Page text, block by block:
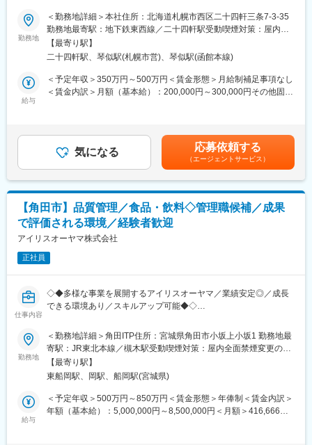
北海道の中では冬も過ごしやすく、内浦湾に面する穏やかな環境
に恵まれています。
また、八雲町ではUIターンの方向けに奨励金（1年目30万円）を
交付する制度を行っております。
変更の範囲：会社の定める業務
＜第2新卒、業界職種経験が浅い方も歓迎！＞
ジンギスカンのタレやレトルト食品を始めとする生産工場にて、
品質管理業務をお任せします。
当社の品質管理は、製品のみにとどまらず工場の製造工程や衛生
的な環境の維持管理など、工場全体を巻き込んだ働き方を行って
います。そのため品質管理のスキルはもちろん、周りを巻き込み
■業務内容：
・調味料、レトルト食品等の品質管理、検査分析
・衛生検査（製品の微生物検査、工場の衛生環境モニタリング）
・アレルゲン検査
・クレーム分析／対策
・製造工程の管理
・原料水、工場排水管理
■取り扱い商品：
・ジンギスカンのタレ
・ラーメンスープ などの調味料
■ポジションの魅力：
ジンギスカンと言えば北海道のソウルフード。そしてジンギスカ
よう、日々業務に取り組んでいます。最高の味を再現し続けるた
めに1000種類近くもの原料をブレンドし、日々商品を製造してい
勤務地
＜勤務地詳細＞本社住所：北海道札幌市西区二十四軒三条7-3-35
勤務地最寄駅：地下鉄東西線／二十四軒駅受動喫煙対策：屋内全
面禁煙変更の範囲：会社の定める事業所
【最寄り駅】
二十四軒駅、琴似駅(札幌市営)、琴似駅(函館本線)
給与
＜予定年収＞350万円～500万円＜賃金形態＞月給制補足事項なし
＜賃金内訳＞月額（基本給）：200,000円～300,000円その他固定
アップ込みの過去実績）■賞与：年2回（計2.5ヶ月分※過去実績）
■燃料手当：年1回（10月）■決算手当：業績による賃金はあくま
でも目安の金額であり、選考を通じて上下する可能性がありま
す。月給(月額)は固定手当を含めた表記です。
気になる 応募依頼する
（エージェントサービス）
【角田市】品質管理／食品・飲料◇管理職候補／成果
で評価される環境／経験者歓迎
アイリスオーヤマ株式会社
正社員
仕事内容
◇◆多様な事業を展開するアイリスオーヤマ／業績安定◎／成長
できる環境あり／スキルアップ可能◆◇
まで一貫して品質管理・品質保証業務を担うポジションです。品
質トラブルへの対応だけではなく、未然防止の仕組みづくりや品
質基準の見直し・改善提案にも取り組みます。
■業務内容：
・品質管理の仕組みの見直し
発生したトラブルやクレームを踏まえて、原因調査と未然防止
するための仕組みをつくります。
勤務地
＜勤務地詳細＞角田ITP住所：宮城県角田市小坂上小坂1 勤務地最
寄駅：JR東北本線／槻木駅受動喫煙対策：屋内全面禁煙変更の範
囲：会社の定める事業所
【最寄り駅】
東船岡駅、岡駅、船岡駅(宮城県)
給与
＜予定年収＞500万円～850万円＜賃金形態＞年俸制＜賃金内訳＞
年額（基本給）：5,000,000円～8,500,000円＜月額＞416,666円